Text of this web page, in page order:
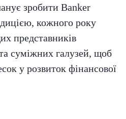
зробити Banker
кожного року
представників
суміжних галузей, щоб
у розвиток фінансової